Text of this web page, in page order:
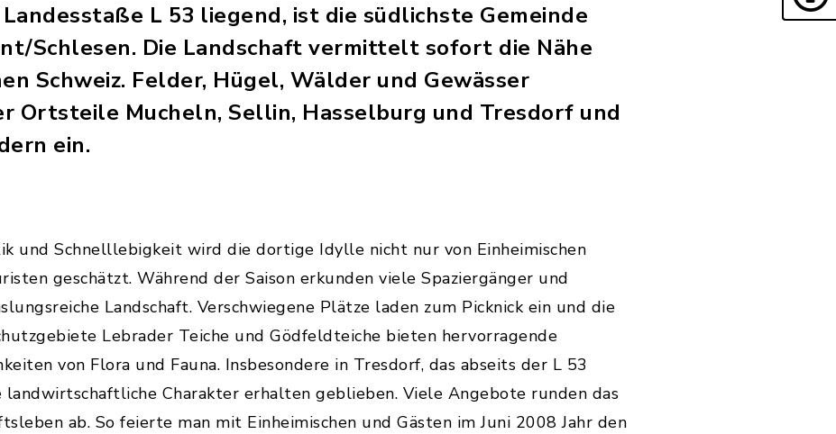
L 53 liegend, ist die südlichste Gemeinde
Schlesen. Die Landschaft vermittelt sofort die Nähe
Schweiz. Felder, Hügel, Wälder und Gewässer
Ortsteile Mucheln, Sellin, Hasselburg und Tresdorf und
ein.
und Schnelllebigkeit wird die dortige Idylle nicht nur von Einheimischen
geschätzt. Während der Saison erkunden viele Spaziergänger und
Landschaft. Verschwiegene Plätze laden zum Picknick ein und die
Lebrader Teiche und Gödfeldteiche bieten hervorragende
von Flora und Fauna. Insbesondere in Tresdorf, das abseits der L 53
Charakter erhalten geblieben. Viele Angebote runden das
ab. So feierte man mit Einheimischen und Gästen im Juni 2008 Jahr den